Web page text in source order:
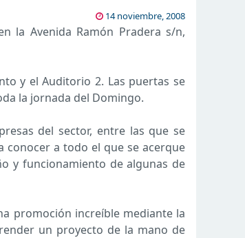
14 noviembre, 2008
la Avenida Ramón Pradera s/n,
y el Auditorio 2. Las puertas se
la jornada del Domingo.
del sector, entre las que se
conocer a todo el que se acerque
y funcionamiento de algunas de
promoción increíble mediante la
un proyecto de la mano de